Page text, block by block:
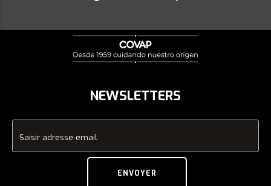
NEWSLETTERS
Saisir adresse email
ENVOYER